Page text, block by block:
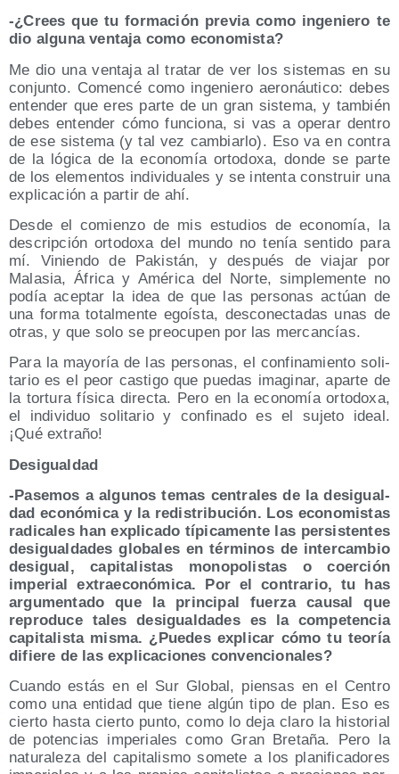
-¿Crees que tu for­ma­ción pre­via como inge­nie­ro te
dio algu­na ven­ta­ja como economista?
Me dio una ven­ta­ja al tra­tar de ver los sis­te­mas en su
con­jun­to. Comen­cé como inge­nie­ro aero­náu­ti­co: debes
enten­der que eres par­te de un gran sis­te­ma, y tam­bién
debes enten­der cómo fun­cio­na, si vas a ope­rar den­tro
de ese sis­te­ma (y tal vez cam­biar­lo). Eso va en con­tra
de la lógi­ca de la eco­no­mía orto­do­xa, don­de se par­te
de los ele­men­tos indi­vi­dua­les y se inten­ta cons­truir una
expli­ca­ción a par­tir de ahí.
Des­de el comien­zo de mis estu­dios de eco­no­mía, la
des­crip­ción orto­do­xa del mun­do no tenía sen­ti­do para
mí. Vinien­do de Pakis­tán, y des­pués de via­jar por
Mala­sia, Áfri­ca y Amé­ri­ca del Nor­te, sim­ple­men­te no
podía acep­tar la idea de que las per­so­nas actúan de
una for­ma total­men­te egoís­ta, des­co­nec­ta­das unas de
otras, y que solo se preo­cu­pen por las mercancías.
Para la mayo­ría de las per­so­nas, el con­fi­na­mien­to soli­
ta­rio es el peor cas­ti­go que pue­das ima­gi­nar, apar­te de
la tor­tu­ra físi­ca direc­ta. Pero en la eco­no­mía orto­do­xa,
el indi­vi­duo soli­ta­rio y con­fi­na­do es el suje­to ideal.
¡Qué extraño!
Des­igual­dad
-Pase­mos a algu­nos temas cen­tra­les de la des­igual­
dad eco­nó­mi­ca y la redis­tri­bu­ción. Los eco­no­mis­tas
radi­ca­les han expli­ca­do típi­ca­men­te las per­sis­ten­tes
des­igual­da­des glo­ba­les en tér­mi­nos de inter­cam­bio
des­igual, capi­ta­lis­tas mono­po­lis­tas o coer­ción
impe­rial extra­eco­nó­mi­ca. Por el con­tra­rio, tu has
argu­men­ta­do que la prin­ci­pal fuer­za cau­sal que
repro­du­ce tales des­igual­da­des es la com­pe­ten­cia
capi­ta­lis­ta mis­ma. ¿Pue­des expli­car cómo tu teo­ría
difie­re de las expli­ca­cio­nes convencionales?
Cuan­do estás en el Sur Glo­bal, pien­sas en el Cen­tro
como una enti­dad que tie­ne algún tipo de plan. Eso es
cier­to has­ta cier­to pun­to, como lo deja cla­ro la his­to­rial
de poten­cias impe­ria­les como Gran Bre­ta­ña. Pero la
natu­ra­le­za del capi­ta­lis­mo some­te a los pla­ni­fi­ca­do­res